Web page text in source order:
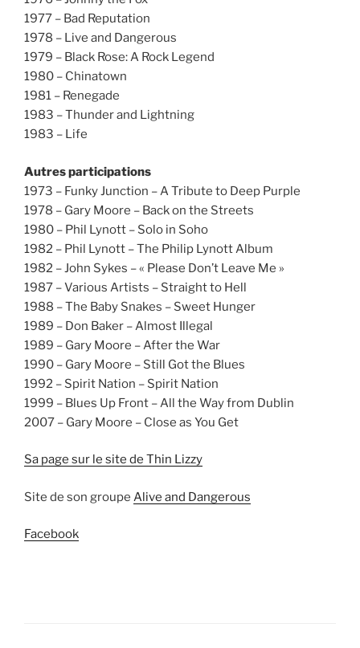
1977 – Bad Reputation
1978 – Live and Dangerous
1979 – Black Rose: A Rock Legend
1980 – Chinatown
1981 – Renegade
1983 – Thunder and Lightning
1983 – Life
Autres participations
1973 – Funky Junction – A Tribute to Deep Purple
1978 – Gary Moore – Back on the Streets
1980 – Phil Lynott – Solo in Soho
1982 – Phil Lynott – The Philip Lynott Album
1982 – John Sykes – « Please Don’t Leave Me »
1987 – Various Artists – Straight to Hell
1988 – The Baby Snakes – Sweet Hunger
1989 – Don Baker – Almost Illegal
1989 – Gary Moore – After the War
1990 – Gary Moore – Still Got the Blues
1992 – Spirit Nation – Spirit Nation
1999 – Blues Up Front – All the Way from Dublin
2007 – Gary Moore – Close as You Get
Sa page sur le site de Thin Lizzy
Site de son groupe Alive and Dangerous
Facebook